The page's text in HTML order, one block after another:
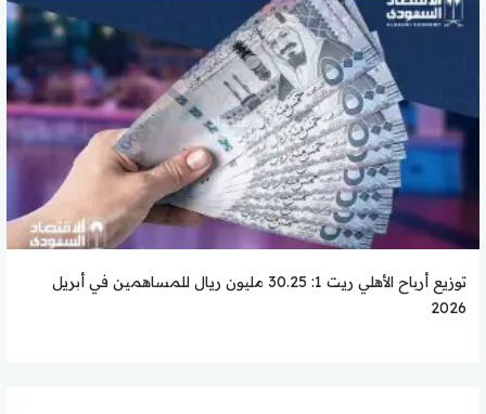
توزيع أرباح الأهلي ريت 1: 30.25 مليون ريال للمساهمين في أبريل
2026